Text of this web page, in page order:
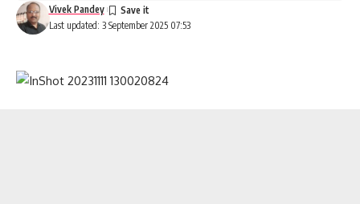
Last updated: 3 September 2025 07:53
Vivek Pandey